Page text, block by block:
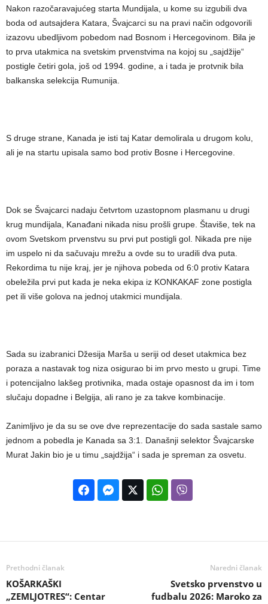
Nakon razočaravajućeg starta Mundijala, u kome su izgubili dva
boda od autsajdera Katara, Švajcarci su na pravi način odgovorili
izazovu ubedljivom pobedom nad Bosnom i Hercegovinom. Bila je
to prva utakmica na svetskim prvenstvima na kojoj su „sajdžije“
postigle četiri gola, još od 1994. godine, a i tada je protvnik bila
balkanska selekcija Rumunija.
S druge strane, Kanada je isti taj Katar demolirala u drugom kolu,
ali je na startu upisala samo bod protiv Bosne i Hercegovine.
Dok se Švajcarci nadaju četvrtom uzastopnom plasmanu u drugi
krug mundijala, Kanađani nikada nisu prošli grupe. Štaviše, tek na
ovom Svetskom prvenstvu su prvi put postigli gol. Nikada pre nije
im uspelo ni da sačuvaju mrežu a ovde su to uradili dva puta.
Rekordima tu nije kraj, jer je njihova pobeda od 6:0 protiv Katara
obeležila prvi put kada je neka ekipa iz KONKAKAF zone postigla
pet ili više golova na jednoj utakmici mundijala.
Sada su izabranici Džesija Marša u seriji od deset utakmica bez
poraza a nastavak tog niza osigurao bi im prvo mesto u grupi. Time
i potencijalno lakšeg protivnika, mada ostaje opasnost da im i tom
slučaju dopadne i Belgija, ali rano je za takve kombinacije.
Zanimljivo je da su se ove dve reprezentacije do sada sastale samo
jednom a pobedla je Kanada sa 3:1. Današnji selektor Švajcarske
Murat Jakin bio je u timu „sajdžija“ i sada je spreman za osvetu.
Prethodni članak
KOŠARKAŠKI
„ZEMLJOTRES“: Centar
Naredni članak
Svetsko prvenstvo u
fudbalu 2026: Maroko za